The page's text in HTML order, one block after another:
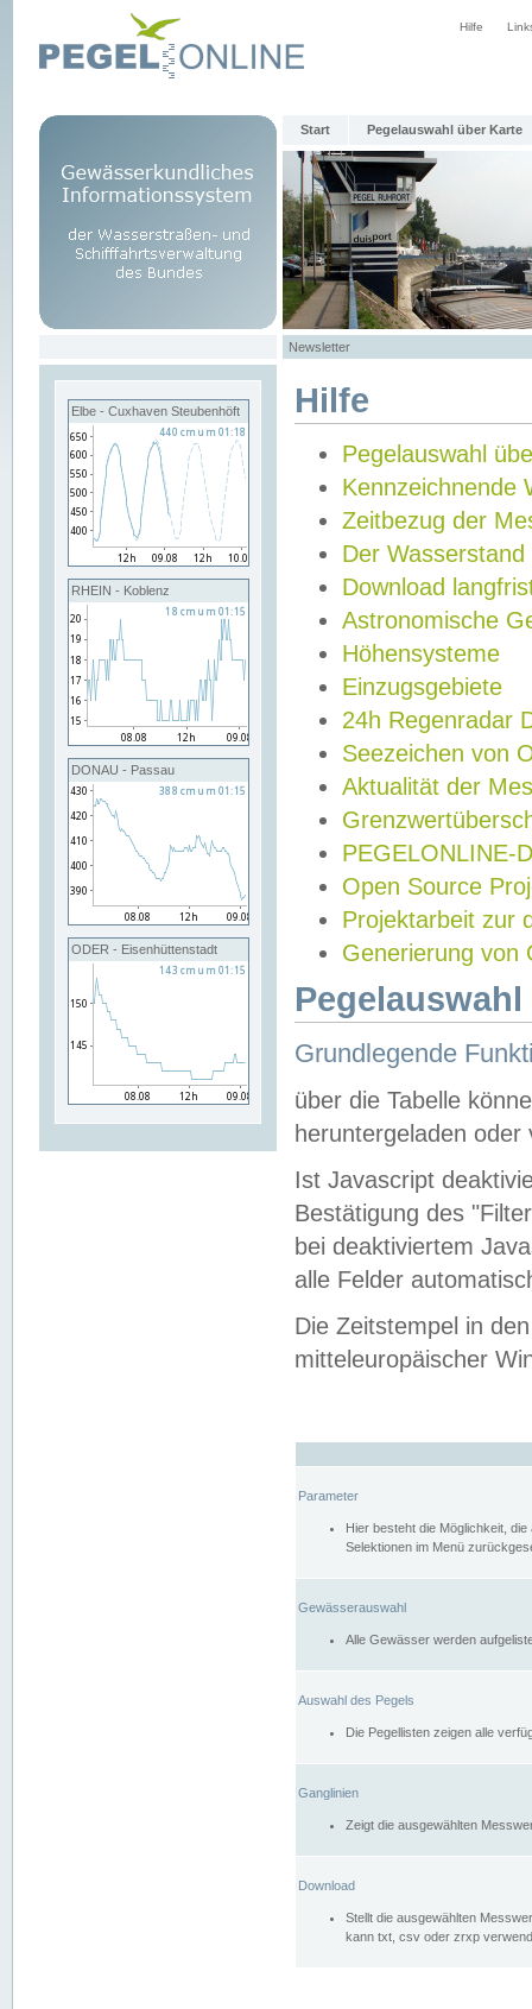
Hilfe
Start Pegelauswahl über Karte
Newsletter
Elbe - Cuxhaven Steubenhöft
RHEIN - Koblenz
DONAU - Passau
ODER - Eisenhüttenstadt
Hilfe
Pegelauswahl
Kennzeichnende
Zeitbezug der
Der Wasserstand
Download
Astronomische
Höhensysteme
Einzugsgebiete
24h Regenradar
Seezeichen von
Aktualität der
PEGELONLINE-
Open Source
Projektarbeit zur
Generierung von
Grundlegende
über die Tabelle
heruntergeladen oder
Ist Javascript
Bestätigung des
bei deaktiviertem
alle Felder
Die Zeitstempel in
mitteleuropäischer
Parameter
Hier besteht die Möglichkeit,
Selektionen im Menü
Gewässerauswahl
Alle Gewässer werden
Auswahl des Pegels
Die Pegellisten zeigen alle
Ganglinien
Zeigt die ausgewählten
Download
Stellt die ausgewählten
kann txt, csv oder zrxp